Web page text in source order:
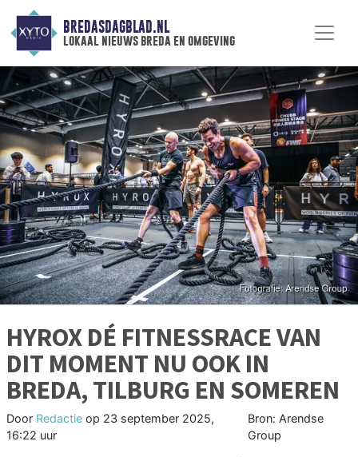
BREDASDAGBLAD.NL
lokaal nieuws breda en omgeving
HYROX DÉ FITNESSRACE VAN
DIT MOMENT NU OOK IN
BREDA, TILBURG EN SOMEREN
Door Redactie op 23 september 2025,
16:22 uur
Bron: Arendse
Group